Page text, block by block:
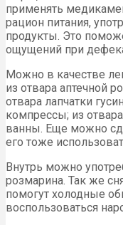
применять
рацион питания,
продукты. Это
ощущений при
Можно в качестве
из отвара аптечной
отвара лапчатки
компрессы; из
ванны. Еще можно
его тоже
Внутрь можно
розмарина. Так же
помогут холодные
воспользоваться